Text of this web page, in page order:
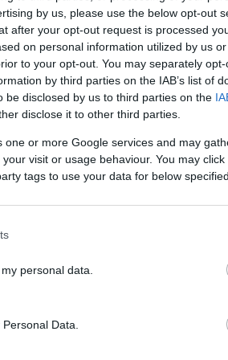
by us, please use the below opt-out
after your opt-out request is processed
on personal information utilized by us
to your opt-out. You may separately
by third parties on the IAB’s list of
be disclosed by us to third parties on the
disclose it to other third parties.
one or more Google services and may
visit or usage behaviour. You may
tags to use your data for below
personal data.
Data.
mint harminc lemezt
megának, az ötvenes
Gary Cooper és Burt
Első férje Anthony
mellett Charles
tudhatta Ernest
Ochoát. Hazájában az ő
valaha volt egyik
es alkotás.
hanem francia és
Pepe Tous mallorcai
Montiel nem gyászolt
éves kubai Tony
kinézet hátrányt jelent. A
nem" -
14:02
12:56